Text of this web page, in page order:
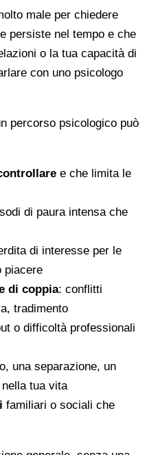
male per chiedere
persiste nel tempo e che
o la tua capacità di
con uno psicologo
percorso psicologico può
e che limita le
di paura intensa che
di interesse per le
piacere
di coppia: conflitti
tradimento
o difficoltà professionali
una separazione, un
tua vita
familiari o sociali che